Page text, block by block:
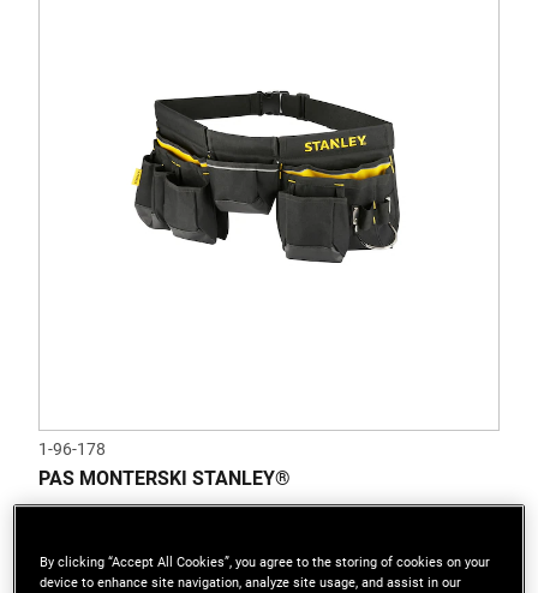
1-96-178
PAS MONTERSKI STANLEY®
By clicking “Accept All Cookies”, you agree to the storing of cookies on your
device to enhance site navigation, analyze site usage, and assist in our